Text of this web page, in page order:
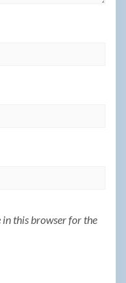
in this browser for the